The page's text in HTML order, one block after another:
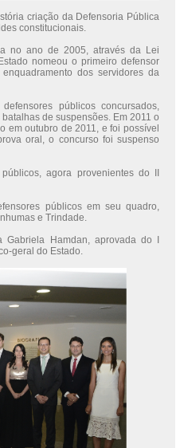
criação da Defensoria Pública
constitucionais.
no ano de 2005, através da Lei
nomeou o primeiro defensor
dos servidores da
públicos concursados,
de suspensões. Em 2011 o
em outubro de 2011, e foi possível
oral, o concurso foi suspenso
agora provenientes do II
públicos em seu quadro,
e Trindade.
Hamdan, aprovada do I
geral do Estado.